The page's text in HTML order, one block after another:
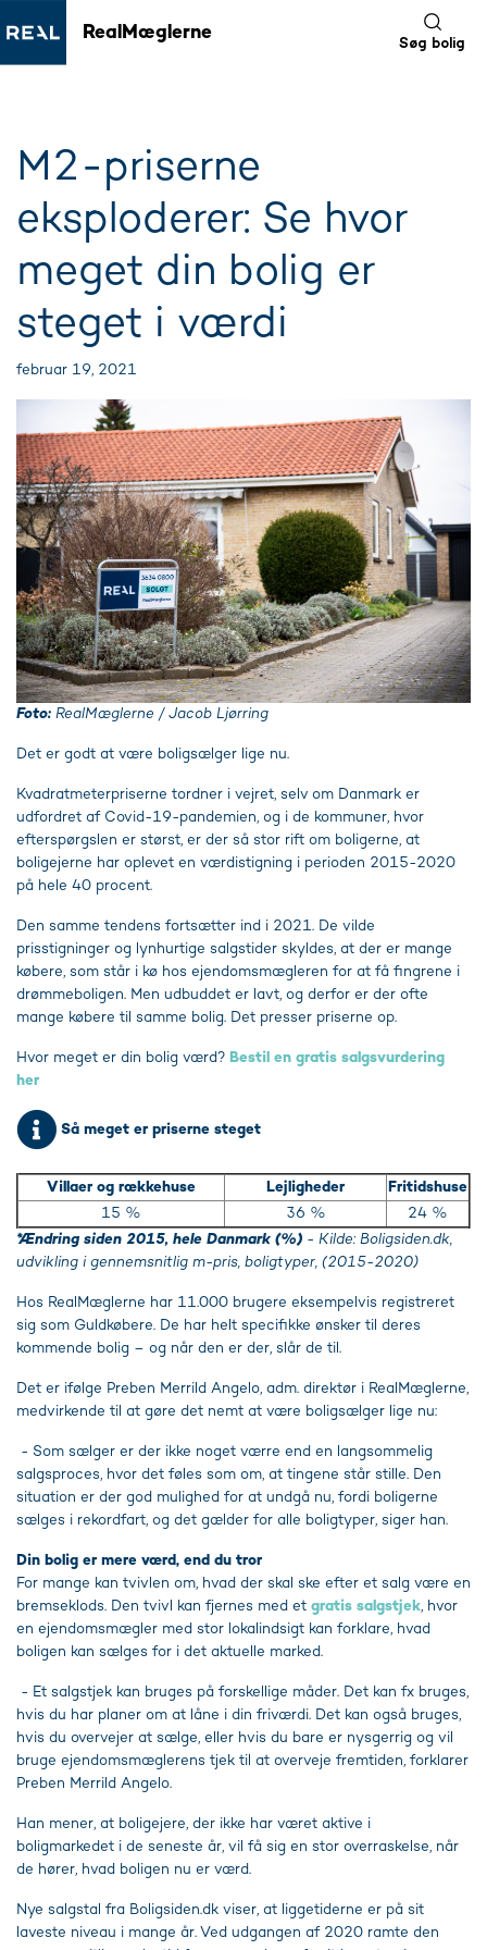
RealMæglerne
Søg bolig
M2-priserne
eksploderer: Se hvor
meget din bolig er
steget i værdi
februar 19, 2021
Foto: RealMæglerne / Jacob Ljørring
Det er godt at være boligsælger lige nu.
Kvadratmeterpriserne tordner i vejret, selv om Danmark er
udfordret af Covid-19-pandemien, og i de kommuner, hvor
efterspørgslen er størst, er der så stor rift om boligerne, at
boligejerne har oplevet en værdistigning i perioden 2015-2020
på hele 40 procent.
Den samme tendens fortsætter ind i 2021. De vilde
prisstigninger og lynhurtige salgstider skyldes, at der er mange
købere, som står i kø hos ejendomsmægleren for at få fingrene i
drømmeboligen. Men udbuddet er lavt, og derfor er der ofte
mange købere til samme bolig. Det presser priserne op.
Hvor meget er din bolig værd? Bestil en gratis salgsvurdering
her
Så meget er priserne steget
Villaer og rækkehuse Lejligheder
Fritidshuse
15 %
36 %
24 %
*Ændring siden 2015, hele Danmark (%) - Kilde: Boligsiden.dk,
udvikling i gennemsnitlig m-pris, boligtyper, (2015-2020)
Hos RealMæglerne har 11.000 brugere eksempelvis registreret
sig som Guldkøbere. De har helt specifikke ønsker til deres
kommende bolig – og når den er der, slår de til.
Det er ifølge Preben Merrild Angelo, adm. direktør i RealMæglerne,
medvirkende til at gøre det nemt at være boligsælger lige nu:
- Som sælger er der ikke noget værre end en langsommelig
salgsproces, hvor det føles som om, at tingene står stille. Den
situation er der god mulighed for at undgå nu, fordi boligerne
sælges i rekordfart, og det gælder for alle boligtyper, siger han.
Din bolig er mere værd, end du tror
For mange kan tvivlen om, hvad der skal ske efter et salg være en
bremseklods. Den tvivl kan fjernes med et gratis salgstjek, hvor
en ejendomsmægler med stor lokalindsigt kan forklare, hvad
boligen kan sælges for i det aktuelle marked.
- Et salgstjek kan bruges på forskellige måder. Det kan fx bruges,
hvis du har planer om at låne i din friværdi. Det kan også bruges,
hvis du overvejer at sælge, eller hvis du bare er nysgerrig og vil
bruge ejendomsmæglerens tjek til at overveje fremtiden, forklarer
Preben Merrild Angelo.
Han mener, at boligejere, der ikke har været aktive i
boligmarkedet i de seneste år, vil få sig en stor overraskelse, når
de hører, hvad boligen nu er værd.
Nye salgstal fra Boligsiden.dk viser, at liggetiderne er på sit
laveste niveau i mange år. Ved udgangen af 2020 ramte den